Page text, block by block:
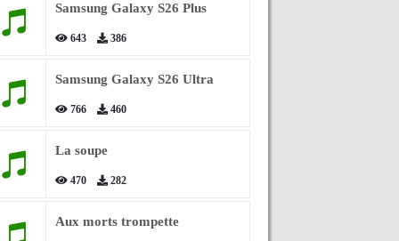
Samsung Galaxy S26 Plus
643 386
Samsung Galaxy S26 Ultra
766 460
La soupe
470 282
Aux morts trompette